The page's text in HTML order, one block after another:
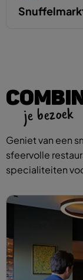
je bezoek
Geniet van een
sfeervolle
specialiteiten